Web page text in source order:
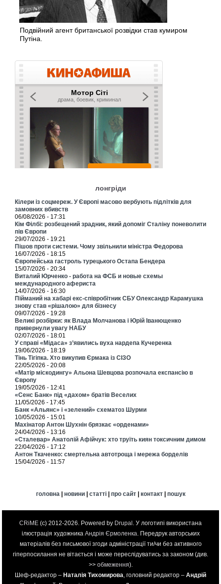
Подвійний агент британської розвідки став кумиром
Путіна.
лонгріди
Кілери із соцмереж. У Європі масово вербують підлітків для
замовних вбивств
06/08/2026 - 17:31
Кім Філбі: розбещений зрадник, який допоміг Сталіну поневолити
пів Європи
29/07/2026 - 19:21
Пішов проти системи. Чому звільнили міністра Федорова
16/07/2026 - 18:15
Європейська гастроль турецького Остапа Бендера
15/07/2026 - 20:34
Виталий Юрченко - работа на ФСБ и новые схемы
международного афериста
14/07/2026 - 16:30
Пійманий на хабарі екс-співробітник СБУ Олександр Карамушка
знову став «рішалою» для бізнесу
09/07/2026 - 19:28
Великі розбірки: як Влада Молчанова і Юрій Іванющенко
привернули увагу НАБУ
02/07/2026 - 18:01
У справі «Мідаса» з’явились вуха нардепа Кучеренка
19/06/2026 - 18:19
Тінь Тігіпка. Хто викупив Єрмака із СІЗО
22/05/2026 - 20:08
«Матір міскодингу» Альона Шевцова розпочала експансію в
Європу
19/05/2026 - 12:41
«Сенс Банк» під «дахом» братів Веселих
11/05/2026 - 17:45
Банк «Альянс» і «зелений» схематоз Шурми
10/05/2026 - 15:01
Махінатор Антон Шухнін брязкає «орденами»
24/04/2026 - 13:16
«Сталевар» Анатолій Афійчук: хто труїть киян токсичним димом
22/04/2026 - 17:12
Антон Ткаченко: смертельна автотроща і мережа борделів
15/04/2026 - 11:57
головна | новини| статті| про сайт| контакт| пошук
CRiME (c) 2012-2026. Powered by Drupal . У логотипі використана
ілюстрація художника Андрія Єрмоленка . Передрук авторських
матеріалів без письмової згоди адміністрації ти/чи без активного
гіперпосилання не вітається і може переслідуватись за законом (див.
>> обмеження).
Шеф-редактор – Наталія Тихомирова , головний редактор – Андрій